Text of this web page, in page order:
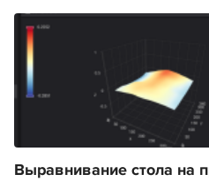
Выравнивание стола на